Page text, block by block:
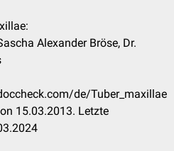
Alexander Bröse, Dr.
de/Tuber_maxillae
15.03.2013. Letzte